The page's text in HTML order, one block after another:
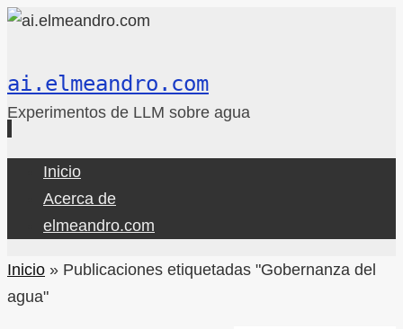
ai.elmeandro.com
Experimentos de LLM sobre agua
contenido
Inicio
Acerca de
elmeandro.com
Inicio » Publicaciones etiquetadas "Gobernanza del
agua"